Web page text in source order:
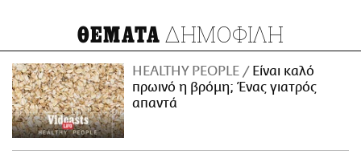
ΘΕΜΑΤΑ ΔΗΜΟΦΙΛΗ
HEALTHY PEOPLE
Είναι καλό
πρωινό η βρόμη; Ένας γιατρός
απαντά